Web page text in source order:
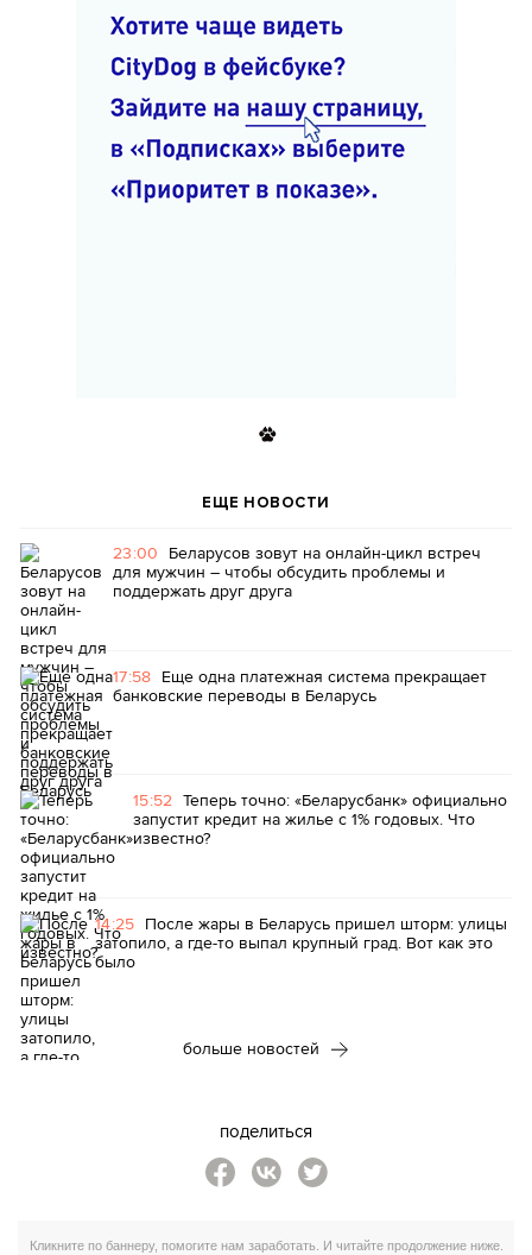
ЕЩЕ НОВОСТИ
23:00 Беларусов зовут на онлайн-цикл встреч
для мужчин – чтобы обсудить проблемы и
поддержать друг друга
17:58 Еще одна платежная система прекращает
банковские переводы в Беларусь
15:52 Теперь точно: «Беларусбанк» официально
запустит кредит на жилье с 1% годовых. Что
известно?
14:25 После жары в Беларусь пришел шторм: улицы
затопило, а где-то выпал крупный град. Вот как это
было
больше новостей
поделиться